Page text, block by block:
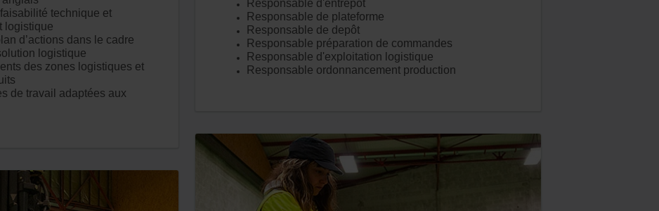
technique et
logistique
d’actions dans le cadre
logistique
des zones logistiques et
de travail adaptées aux
Responsable d'entrepôt
Responsable de plateforme
Responsable de depôt
Responsable préparation de commandes
Responsable d'exploitation logistique
Responsable ordonnancement production